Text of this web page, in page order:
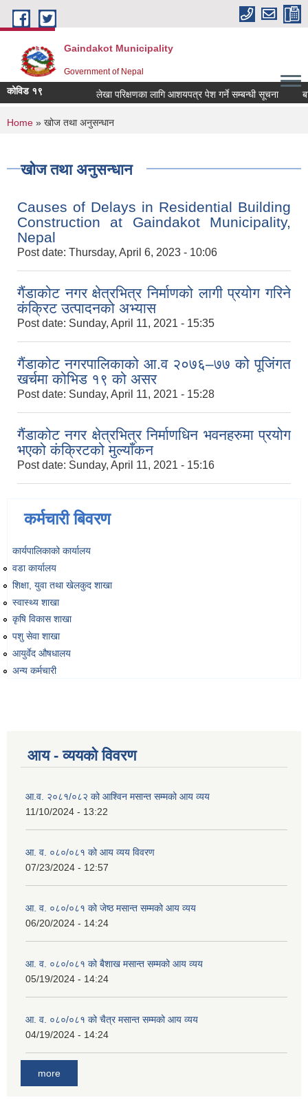
Skip to main content
Gaindakot Municipality
Government of Nepal
कोविड १९ लेखा परिक्षणका लागि आशयपत्र पेश गर्ने सम्बन्धी सूचना
You are here
Home » खोज तथा अनुसन्धान
खोज तथा अनुसन्धान
Causes of Delays in Residential Building
Construction at Gaindakot Municipality,
Nepal
Post date: Thursday, April 6, 2023 - 10:06
गैंडाकोट नगर क्षेत्रभित्र निर्माणको लागी प्रयोग गरिने
कंक्रिट उत्पादनको अभ्यास
Post date: Sunday, April 11, 2021 - 15:35
गैंडाकोट नगरपालिकाको आ.व २०७६–७७ को पूजिंगत
खर्चमा कोभिड १९ को असर
Post date: Sunday, April 11, 2021 - 15:28
गैंडाकोट नगर क्षेत्रभित्र निर्माणधिन भवनहरुमा प्रयोग
भएको कंक्रिटको मुल्याँकन
Post date: Sunday, April 11, 2021 - 15:16
कर्मचारी बिवरण
कार्यपालिकाको कार्यालय
वडा कार्यालय
शिक्षा, युवा तथा खेलकुद शाखा
स्वास्थ्य शाखा
कृषि विकास शाखा
पशु सेवा शाखा
आयुर्वेद औषधालय
अन्य कर्मचारी
आय - व्ययको विवरण
आ.व. २०८१/०८२ को आश्विन मसान्त सम्मको आय व्यय
11/10/2024 - 13:22
आ. व. ०८०/०८१ को आय व्यय विवरण
07/23/2024 - 12:57
आ. व. ०८०/०८१ को जेष्ठ मसान्त सम्मको आय व्यय
06/20/2024 - 14:24
आ. व. ०८०/०८१ को बैशाख मसान्त सम्मको आय व्यय
05/19/2024 - 14:24
आ. व. ०८०/०८१ को चैत्र मसान्त सम्मको आय व्यय
04/19/2024 - 14:24
more